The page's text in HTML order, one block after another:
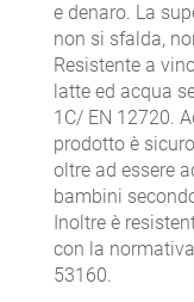
e denaro. La
non si sfalda,
Resistente a
latte ed acqua
1C/ EN 12720.
prodotto è
oltre ad essere
bambini
Inoltre è
con la
53160.